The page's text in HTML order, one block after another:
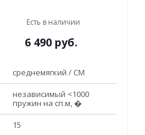
Есть в наличии
6 490руб.
среднемягкий / СМ
независимый <1000
пружин на сп.м, �
15